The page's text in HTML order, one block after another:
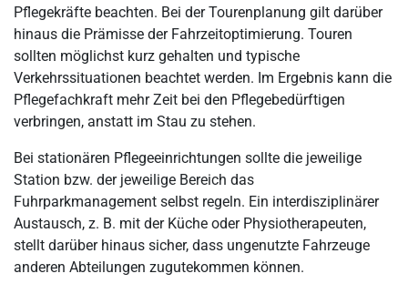
Pflegekräfte beachten. Bei der Tourenplanung gilt darüber
hinaus die Prämisse der Fahrzeitoptimierung. Touren
sollten möglichst kurz gehalten und typische
Verkehrssituationen beachtet werden. Im Ergebnis kann die
Pflegefachkraft mehr Zeit bei den Pflegebedürftigen
verbringen, anstatt im Stau zu stehen.
Bei stationären Pflegeeinrichtungen sollte die jeweilige
Station bzw. der jeweilige Bereich das
Fuhrparkmanagement selbst regeln. Ein interdisziplinärer
Austausch, z. B. mit der Küche oder Physiotherapeuten,
stellt darüber hinaus sicher, dass ungenutzte Fahrzeuge
anderen Abteilungen zugutekommen können.